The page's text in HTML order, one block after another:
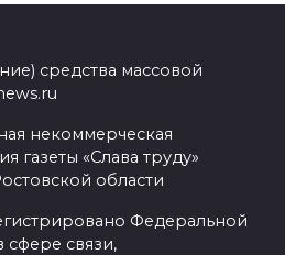
средства массовой
некоммерческая
газеты «Слава труду»
области
Федеральной
сфере связи,